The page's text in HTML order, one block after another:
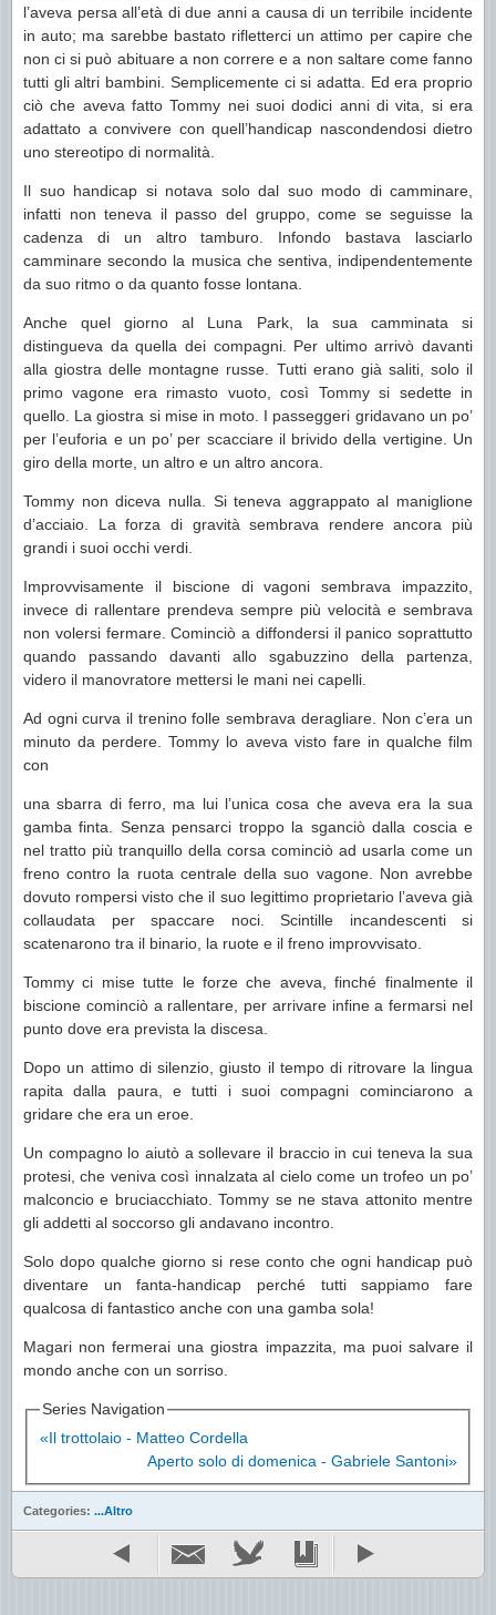
l’aveva persa all’età di due anni a causa di un terribile incidente
in auto; ma sarebbe bastato rifletterci un attimo per capire che
non ci si può abituare a non correre e a non saltare come fanno
tutti gli altri bambini. Semplicemente ci si adatta. Ed era proprio
ciò che aveva fatto Tommy nei suoi dodici anni di vita, si era
adattato a convivere con quell’handicap nascondendosi dietro
uno stereotipo di normalità.
Il suo handicap si notava solo dal suo modo di camminare,
infatti non teneva il passo del gruppo, come se seguisse la
cadenza di un altro tamburo. Infondo bastava lasciarlo
camminare secondo la musica che sentiva, indipendentemente
da suo ritmo o da quanto fosse lontana.
Anche quel giorno al Luna Park, la sua camminata si
distingueva da quella dei compagni. Per ultimo arrivò davanti
alla giostra delle montagne russe. Tutti erano già saliti, solo il
primo vagone era rimasto vuoto, così Tommy si sedette in
quello. La giostra si mise in moto. I passeggeri gridavano un po’
per l’euforia e un po’ per scacciare il brivido della vertigine. Un
giro della morte, un altro e un altro ancora.
Tommy non diceva nulla. Si teneva aggrappato al maniglione
d’acciaio. La forza di gravità sembrava rendere ancora più
grandi i suoi occhi verdi.
Improvvisamente il biscione di vagoni sembrava impazzito,
invece di rallentare prendeva sempre più velocità e sembrava
non volersi fermare. Cominciò a diffondersi il panico soprattutto
quando passando davanti allo sgabuzzino della partenza,
videro il manovratore mettersi le mani nei capelli.
Ad ogni curva il trenino folle sembrava deragliare. Non c’era un
minuto da perdere. Tommy lo aveva visto fare in qualche film
con
una sbarra di ferro, ma lui l’unica cosa che aveva era la sua
gamba finta. Senza pensarci troppo la sganciò dalla coscia e
nel tratto più tranquillo della corsa cominciò ad usarla come un
freno contro la ruota centrale della suo vagone. Non avrebbe
dovuto rompersi visto che il suo legittimo proprietario l’aveva già
collaudata per spaccare noci. Scintille incandescenti si
scatenarono tra il binario, la ruote e il freno improvvisato.
Tommy ci mise tutte le forze che aveva, finché finalmente il
biscione cominciò a rallentare, per arrivare infine a fermarsi nel
punto dove era prevista la discesa.
Dopo un attimo di silenzio, giusto il tempo di ritrovare la lingua
rapita dalla paura, e tutti i suoi compagni cominciarono a
gridare che era un eroe.
Un compagno lo aiutò a sollevare il braccio in cui teneva la sua
protesi, che veniva così innalzata al cielo come un trofeo un po’
malconcio e bruciacchiato. Tommy se ne stava attonito mentre
gli addetti al soccorso gli andavano incontro.
Solo dopo qualche giorno si rese conto che ogni handicap può
diventare un fanta-handicap perché tutti sappiamo fare
qualcosa di fantastico anche con una gamba sola!
Magari non fermerai una giostra impazzita, ma puoi salvare il
mondo anche con un sorriso.
Series Navigation
«Il trottolaio - Matteo Cordella
Aperto solo di domenica - Gabriele Santoni»
Categories: ...Altro